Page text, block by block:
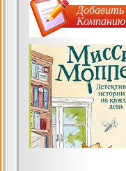
Добавить
Компанию